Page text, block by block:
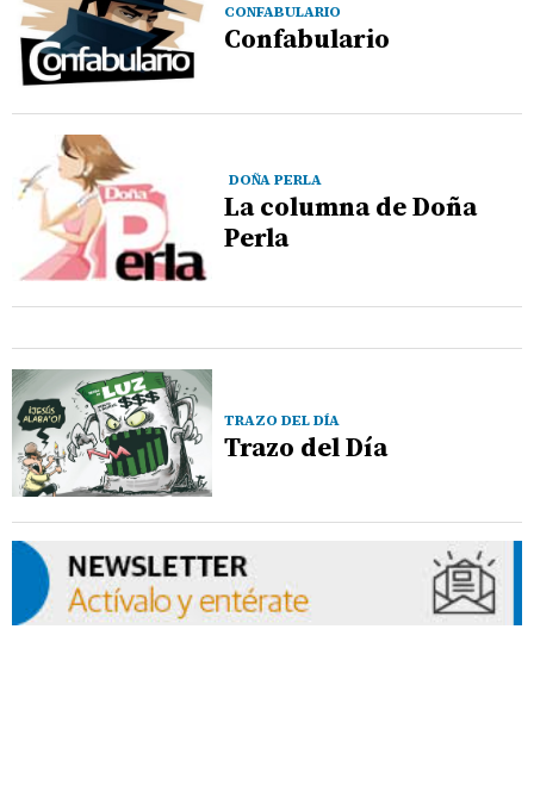
CONFABULARIO
Confabulario
DOÑA PERLA
La columna de Doña
Perla
TRAZO DEL DÍA
Trazo del Día